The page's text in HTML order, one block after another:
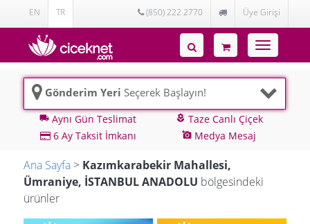
EN TR (850) 222 2770 Üye Girişi
Toggle
navigation
Gönderim Yeri Seçerek Başlayın!
local_shipping Aynı Gün Teslimat local_florist Taze Canlı Çiçek
6 Ay Taksit İmkanı
add_a_photo Medya Mesaj
Ana Sayfa > Kazımkarabekir Mahallesi,
Ümraniye, İSTANBUL ANADOLU bölgesindeki
ürünler